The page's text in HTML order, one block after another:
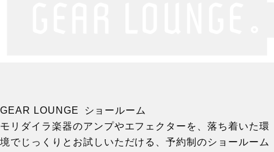
GEAR LOUNGE ショールーム
モリダイラ楽器のアンプやエフェクターを、落ち着いた環
境でじっくりとお試しいただける、予約制のショールーム